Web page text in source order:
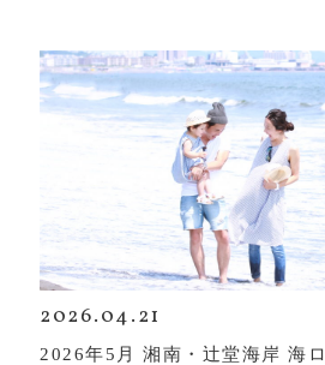
2026.04.21
2026年5月 湘南・辻堂海岸 海